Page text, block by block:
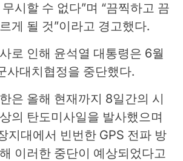
시할 수 없다”며 “끔찍하고 끔
게 될 것”이라고 경고했다.
로 인해 윤석열 대통령은 6월
사대치협정을 중단했다.
은 올해 현재까지 8일간의 시
의 탄도미사일을 발사했으며
지대에서 빈번한 GPS 전파 방
이러한 중단이 예상되었다고